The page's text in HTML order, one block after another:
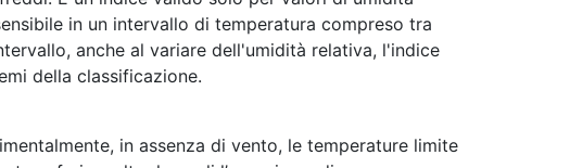
in un intervallo di temperatura compreso tra
anche al variare dell'umidità relativa, l'indice
della classificazione.
in assenza di vento, le temperature limite